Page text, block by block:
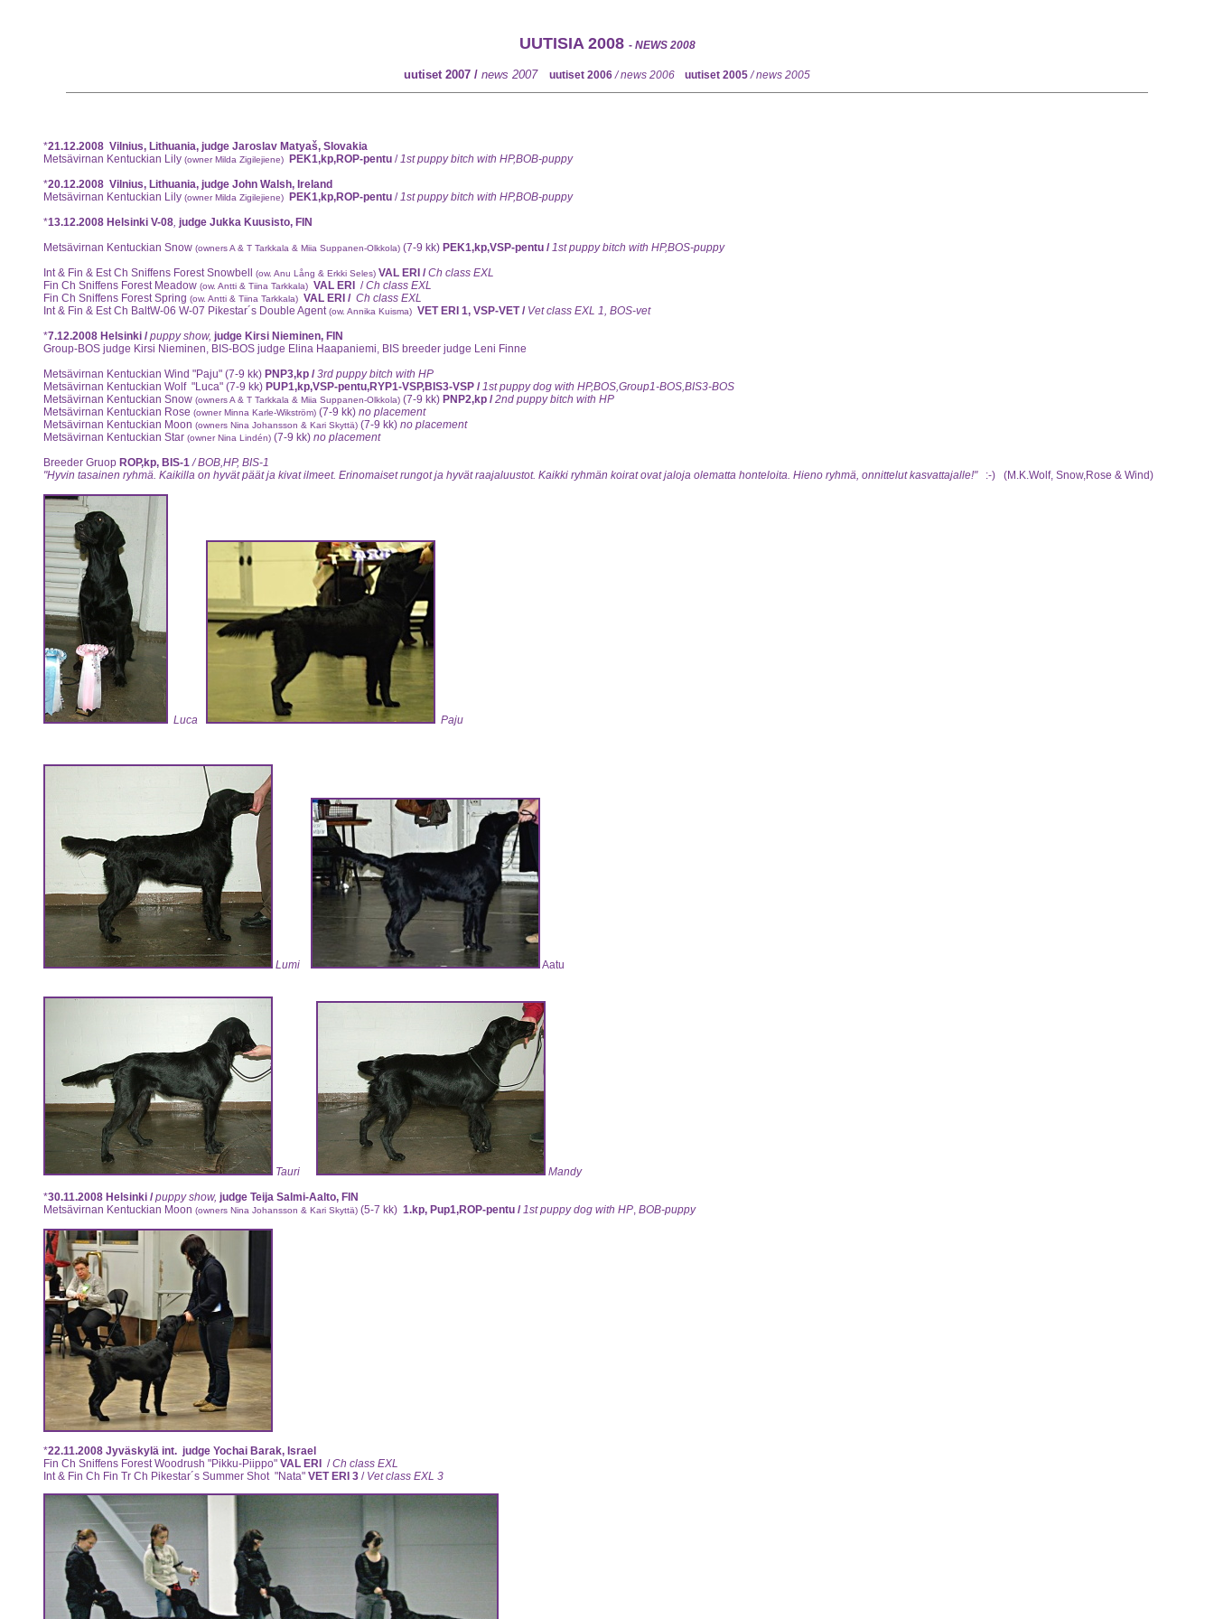
UUTISIA 2008 - NEWS 2008
uutiset 2007 / news 2007 uutiset 2006/ news 2006 uutiset 2005/ news 2005
*21.12.2008 Vilnius, Lithuania, judge Jaroslav Matyaš, Slovakia
Metsävirnan Kentuckian Lily (owner Milda Zigilejiene) PEK1,kp,ROP-pentu /1st puppy bitch with HP,BOB-puppy
*20.12.2008 Vilnius, Lithuania, judge John Walsh, Ireland
Metsävirnan Kentuckian Lily (owner Milda Zigilejiene) PEK1,kp,ROP-pentu /1st puppy bitch with HP,BOB-puppy
*13.12.2008 Helsinki V-08, judge Jukka Kuusisto, FIN
Metsävirnan Kentuckian Snow (owners A & T Tarkkala & Miia Suppanen-Olkkola) (7-9 kk) PEK1,kp,VSP-pentu /1st puppy bitch with HP,BOS-puppy
Int & Fin & Est Ch Sniffens Forest Snowbell
(ow. Anu Lång & Erkki Seles) VAL ERI /Ch class EXL
Fin Ch Sniffens Forest Meadow (ow. Antti & Tiina Tarkkala) VAL ERI /Ch class EXL
Fin Ch Sniffens Forest Spring (ow. Antti & Tiina Tarkkala) VAL ERI / Ch class EXL
Int & Fin & Est Ch BaltW-06 W-07 Pikestar´s Double Agent(ow. Annika Kuisma) VET ERI 1, VSP-VET / Vet class EXL 1, BOS-vet
*7.12.2008 Helsinki /puppy show, judge Kirsi Nieminen, FIN
Group-BOS judge Kirsi Nieminen, BIS-BOS judge Elina Haapaniemi, BIS breeder judge Leni Finne
Metsävirnan Kentuckian Wind "Paju" (7-9 kk) PNP3,kp /3rd puppy bitch with HP
Metsävirnan Kentuckian Wolf "Luca" (7-9 kk) PUP1,kp,VSP-pentu,RYP1-VSP,BIS3-VSP /1st puppy dog with HP,BOS,Group1-BOS,BIS3-BOS
Metsävirnan Kentuckian Snow (owners A & T Tarkkala & Miia Suppanen-Olkkola) (7-9 kk) PNP2,kp /2nd puppy bitch with HP
Metsävirnan Kentuckian Rose (owner Minna Karle-Wikström) (7-9 kk) no placement
Metsävirnan Kentuckian Moon (owners Nina Johansson & Kari Skyttä) (7-9 kk) no placement
Metsävirnan Kentuckian Star (owner Nina Lindén) (7-9 kk) no placement
Breeder Gruop ROP,kp, BIS-1/ BOB,HP, BIS-1
"Hyvin tasainen ryhmä. Kaikilla on hyvät päät ja kivat ilmeet. Erinomaiset rungot ja hyvät raajaluustot. Kaikki ryhmän koirat ovat jaloja olematta honteloita. Hieno ryhmä, onnittelut kasvattajalle!"
:-) (M.K.Wolf, Snow,Rose & Wind)
Luca Paju
Lumi Aatu
Tauri
Mandy
*30.11.2008 Helsinki /puppy show, judge Teija Salmi-Aalto, FIN
Metsävirnan Kentuckian Moon (owners Nina Johansson & Kari Skyttä) (5-7 kk) 1.kp, Pup1,ROP-pentu /1st puppy dog with HP, BOB-puppy
*22.11.2008 Jyväskylä int. judge Yochai Barak, Israel
Fin Ch Sniffens Forest Woodrush "Pikku-Piippo" VAL ERI /Ch class EXL
Int & Fin Ch Fin Tr Ch Pikestar´s Summer Shot "Nata" VET ERI 3 / Vet class EXL 3